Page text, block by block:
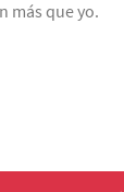
más que yo.